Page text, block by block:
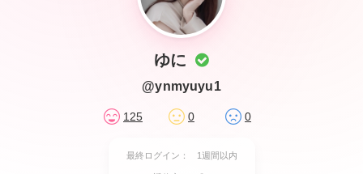
ゆに
@ynmyuyu1
125 0 0
最終ログイン： 1週間以内